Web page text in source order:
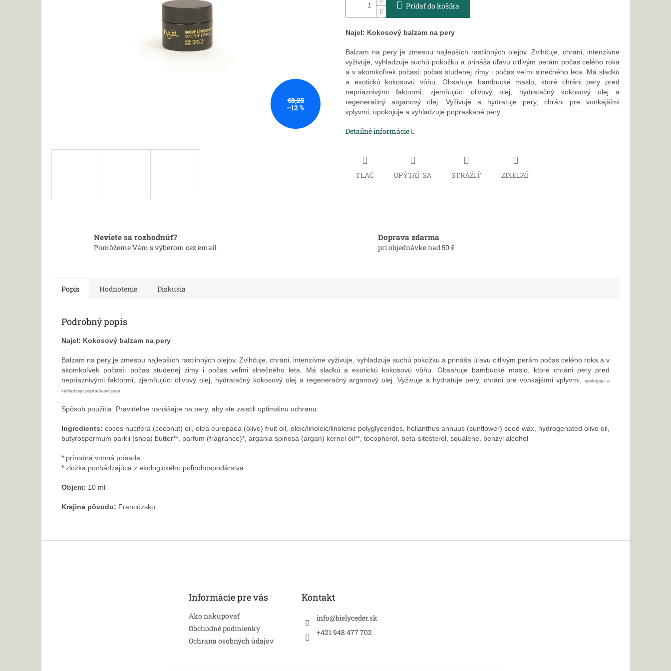
€8,25
–12 %
Pridať do košíka
Najel: Kokosový balzam na pery
Balzam na pery je zmesou najlepších rastlinných olejov. Zvlhčuje, chráni, intenzívne
vyživuje, vyhladzuje suchú pokožku a prináša úľavu citlivým perám počas celého roka
a v akomkoľvek počasí: počas studenej zimy i počas veľmi slnečného leta. Má sladkú
a exotickú kokosovú vôňu. Obsahuje bambucké maslo, ktoré chráni pery pred
nepriaznivými faktormi, zjemňujúci olivový olej, hydratačný kokosový olej a
regeneračný arganový olej. Vyživuje a hydratuje pery, chráni pre vonkajšími
vplyvmi, upokojuje a vyhladzuje popraskané pery.
Detailné informácie
TLAČ OPÝTAŤ SA STRÁŽIŤ ZDIEĽAŤ
Neviete sa rozhodnúť?
Pomôžeme Vám s výberom cez email.
Doprava zdarma
pri objednávke nad 50 €
Popis Hodnotenie Diskusia
Podrobný popis
Najel: Kokosový balzam na pery
Balzam na pery je zmesou najlepších rastlinných olejov.Zvlhčuje, chráni, intenzívne vyživuje, vyhladzuje suchú pokožku a prináša úľavu citlivým perám počas celého roka a v
akomkoľvek počasí: počas studenej zimy i počas veľmi slnečného leta. Má sladkú a exotickú kokosovú vôňu.Obsahuje bambucké maslo, ktoré chráni pery pred
nepriaznivými faktormi, zjemňujúci olivový olej, hydratačný kokosový olej a regeneračný arganový olej.Vyživuje a hydratuje pery, chráni pre vonkajšími vplyvmi,
upokojuje a
vyhladzuje popraskané pery.
Spôsob použitia: Pravidelne nanášajte na pery, aby ste zaistili optimálnu ochranu.
Ingredients:cocos nucifera (coconut) oil, olea europaea (olive) fruit oil, oleic/linoleic/linolenic polyglycerides, helianthus annuus (sunflower) seed wax, hydrogenated olive oil,
butyrospermum parkii (shea) butter**, parfum (fragrance)*, argania spinosa (argan) kernel oil**, tocopherol, beta-sitosterol, squalene, benzyl alcohol
* prírodná vonná prísada
* zložka pochádzajúca z ekologického poľnohospodárstva
Objem: 10 ml
Krajina pôvodu: Francúzsko
Informácie pre vás
Ako nakupovať
Obchodné podmienky
Ochrana osobných údajov
Kontakt
info@bielyceder.sk
+421 948 477 702